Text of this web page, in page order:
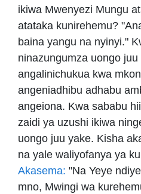
ikiwa Mwenyezi Mungu
atataka kunirehemu?
baina yangu na nyinyi."
ninazungumza uongo juu
angalinichukua kwa
angeniadhibu adhabu
angeiona. Kwa sababu
zaidi ya uzushi ikiwa
uongo juu yake. Kisha
na yale waliyofanya ya
Akasema: "Na Yeye
mno, Mwingi wa